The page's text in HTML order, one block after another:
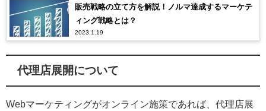
販売戦略の立て方を解説！ノルマ達成するマーケテ
ィング戦略とは？
2023.1.19
代理店展開について
Webマーケティングがオンライン施策であれば、代理店展